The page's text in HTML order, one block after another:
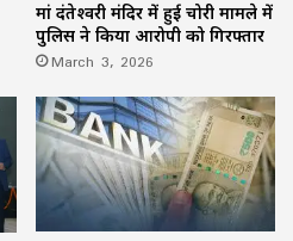
मां दंतेश्वरी मंदिर में हुई चोरी मामले में
पुलिस ने किया आरोपी को गिरफ्तार
March 3, 2026